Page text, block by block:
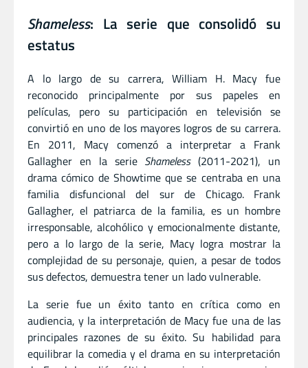
Shameless: La serie que consolidó su
estatus
A lo largo de su carrera, William H. Macy fue
reconocido principalmente por sus papeles en
películas, pero su participación en televisión se
convirtió en uno de los mayores logros de su carrera.
En 2011, Macy comenzó a interpretar a Frank
Gallagher en la serie Shameless(2011-2021), un
drama cómico de Showtime que se centraba en una
familia disfuncional del sur de Chicago. Frank
Gallagher, el patriarca de la familia, es un hombre
irresponsable, alcohólico y emocionalmente distante,
pero a lo largo de la serie, Macy logra mostrar la
complejidad de su personaje, quien, a pesar de todos
sus defectos, demuestra tener un lado vulnerable.
La serie fue un éxito tanto en crítica como en
audiencia, y la interpretación de Macy fue una de las
principales razones de su éxito. Su habilidad para
equilibrar la comedia y el drama en su interpretación